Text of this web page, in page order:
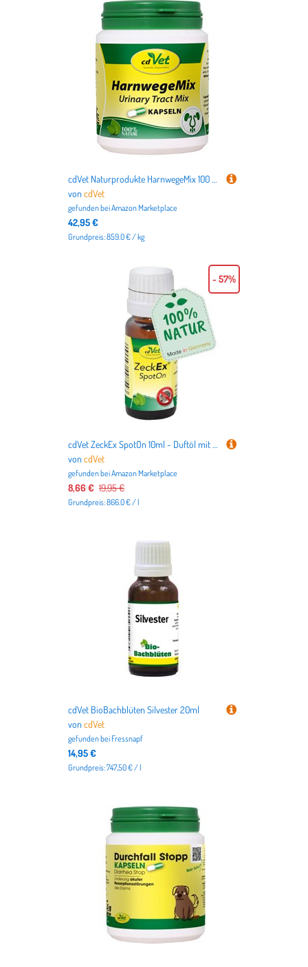
cdVet Naturprodukte HarnwegeMix 100 Kapseln - Hund, Katze - Ergänzungsfuttermittel - Harnwegsprobleme - Unterstützung der Organfunktion + Stoffwechselvorgänge - Vitamin + Mineralstoffversorgung -
voncdVet
gefunden beiAmazon Marketplace
42,95 €
Grundpreis: 859.0 € / kg
cdVet ZeckEx SpotOn 10ml - Duftöl mit Bio-Ölen mit langanhaltenden, maskierenden Eigenschaften gegen Lästlinge wie Zecken
voncdVet
gefunden beiAmazon Marketplace
8,66 € 19,95 €
Grundpreis: 866.0 € / l
- 57%
cdVet BioBachblüten Silvester 20ml
voncdVet
gefunden beiFressnapf
14,95 €
Grundpreis: 747,50 € / l